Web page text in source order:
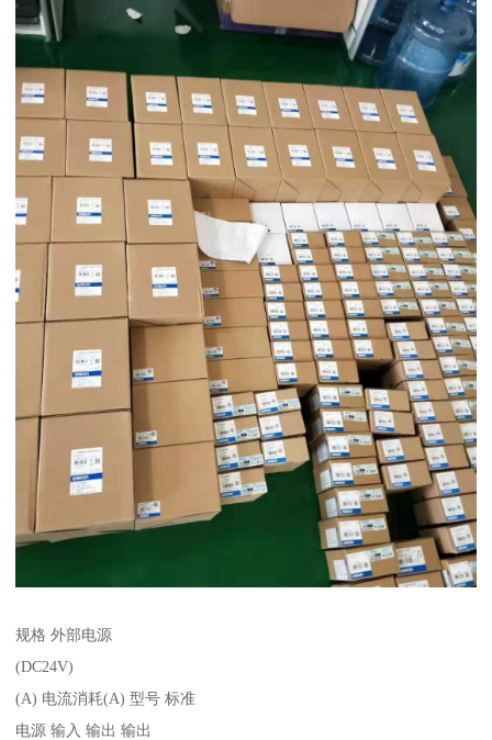
规格 外部电源
(DC24V)
(A) 电流消耗(A) 型号 标准
电源 输入 输出 输出